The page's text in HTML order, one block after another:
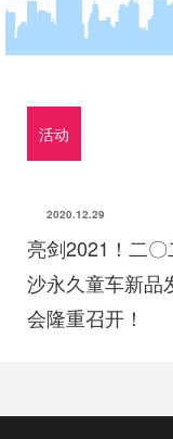
活动
2020.12.29
亮剑2021！二
沙永久童车新品
会隆重召开！